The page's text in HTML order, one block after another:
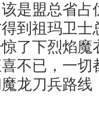
是盟总省占
到祖玛卫士
了下烈焰魔
不已，一切
龙刀兵路线